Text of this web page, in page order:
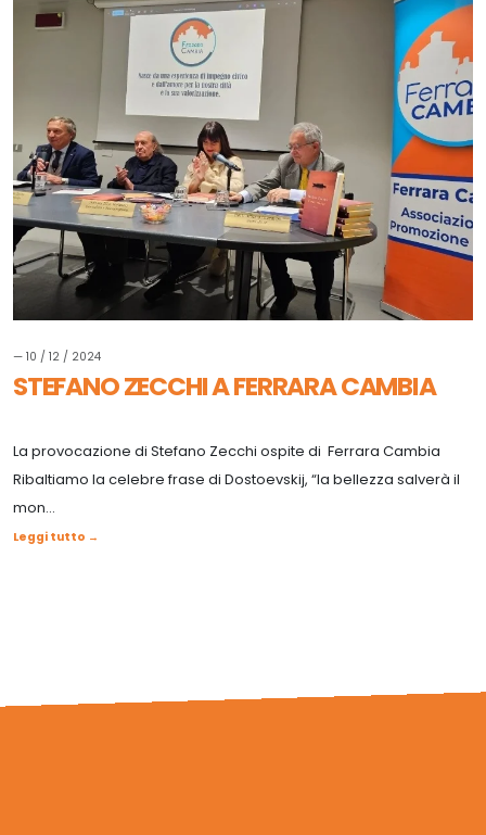
— 10 / 12 / 2024
STEFANO ZECCHI A FERRARA CAMBIA
La provocazione di Stefano Zecchi ospite di Ferrara Cambia
Ribaltiamo la celebre frase di Dostoevskij, “la bellezza salverà il
mon...
Leggi tutto →